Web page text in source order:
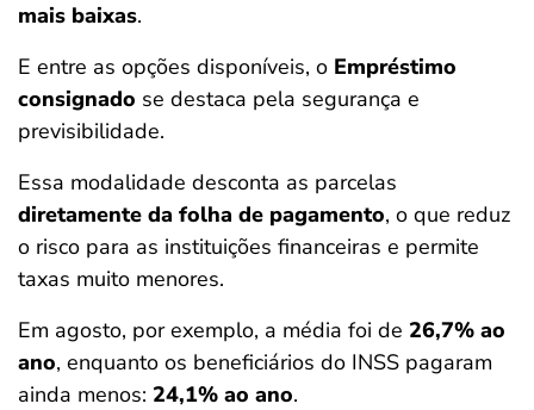
mais baixas.
E entre as opções disponíveis, o Empréstimo
consignado se destaca pela segurança e
previsibilidade.
Essa modalidade desconta as parcelas
diretamente da folha de pagamento, o que reduz
o risco para as instituições financeiras e permite
taxas muito menores.
Em agosto, por exemplo, a média foi de 26,7% ao
ano, enquanto os beneficiários do INSS pagaram
ainda menos: 24,1% ao ano.